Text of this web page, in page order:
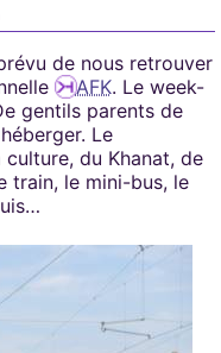
de nous retrouver
AFK. Le week-
gentils parents de
Le
du Khanat, de
train, le mini-bus, le